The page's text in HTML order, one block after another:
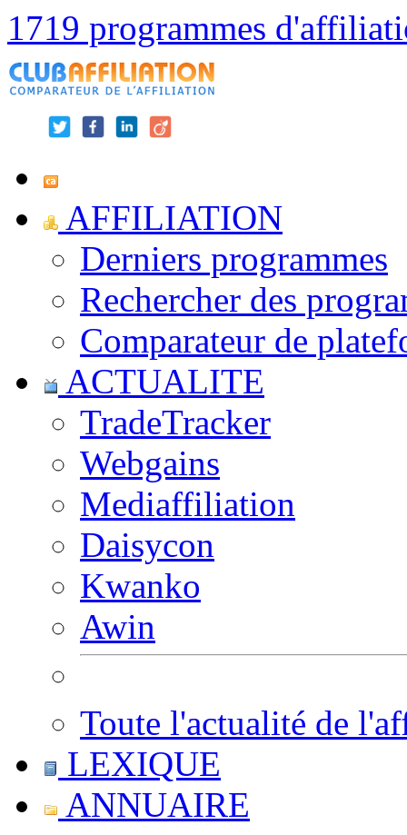
1719 programmes
AFFILIATION
Derniers programmes
Rechercher des
Comparateur de
ACTUALITE
TradeTracker
Webgains
Mediaffiliation
Daisycon
Kwanko
Awin
Toute l'actualité de
LEXIQUE
ANNUAIRE